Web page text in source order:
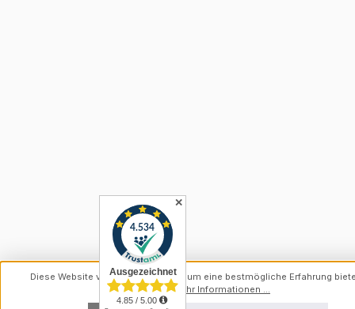
✕
Diese Website verwendet Cookies, um eine bestmögliche Erfahrung
können.Mehr Informationen ...